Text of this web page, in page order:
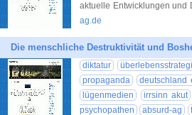
aktuelle Entwicklungen
ag.de
Die menschliche Destruktivität und
diktatur
propaganda
deutschland
lügenmedien
irrsinn akut
psychopathen
absurd-ag